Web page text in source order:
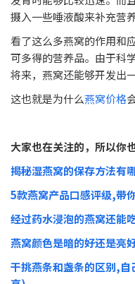
摄入一些唾液酸来补充营养
看了这么多燕窝的作用和
可多得的营养品。由于科
将来，燕窝还能够开发出
这也就是为什么燕窝价格
大家也在关注的，所以你
揭秘湿燕窝的保存方法有
5款燕窝产品口感评级,带
经过药水浸泡的燕窝还能
燕窝颜色是暗的好还是亮
干挑燕条和盏条的区别,